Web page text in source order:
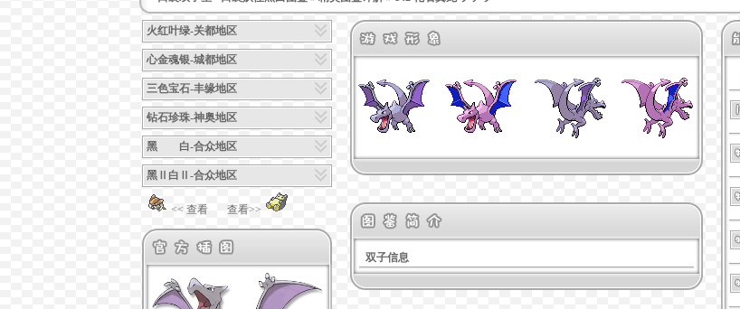
火红叶绿-关都地区
心金魂银-城都地区
三色宝石-丰缘地区
钻石珍珠-神奥地区
黑 白-合众地区
黑Ⅱ白Ⅱ-合众地区
<< 查看 查看>>
双子信息